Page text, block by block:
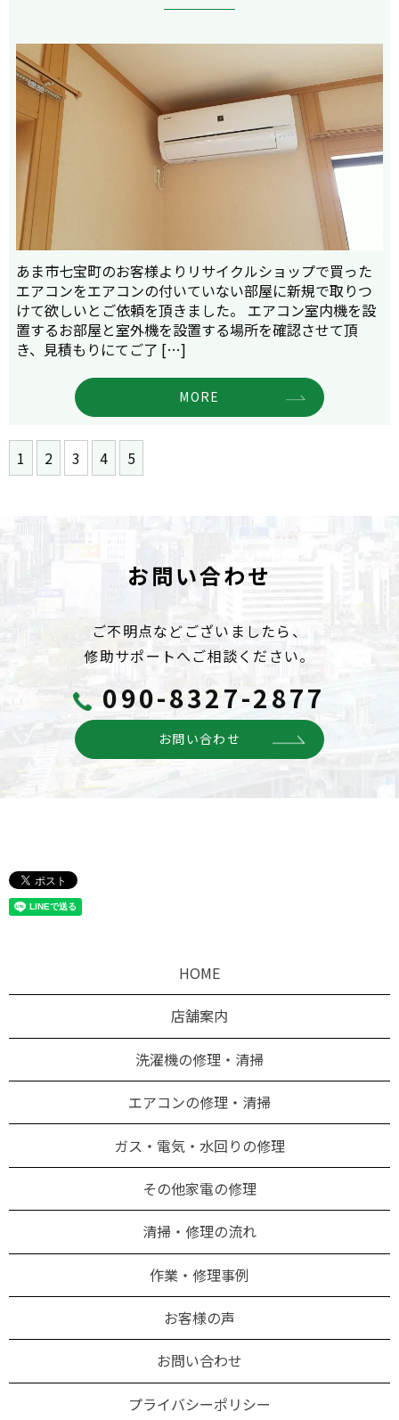
あま市七宝町のお客様よりリサイクルショップで買った
エアコンをエアコンの付いていない部屋に新規で取りつ
けて欲しいとご依頼を頂きました。 エアコン室内機を設
置するお部屋と室外機を設置する場所を確認させて頂
き、見積もりにてご了 […]
MORE
1 2 3 4 5
お問い合わせ
ご不明点などございましたら、
修助サポートへご相談ください。
090-8327-2877
お問い合わせ
HOME
店舗案内
洗濯機の修理・清掃
エアコンの修理・清掃
ガス・電気・水回りの修理
その他家電の修理
清掃・修理の流れ
作業・修理事例
お客様の声
お問い合わせ
プライバシーポリシー